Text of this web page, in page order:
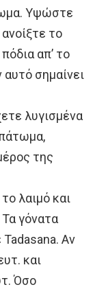
Υψώστε
το
απ’ το
σημαίνει
λυγισμένα
της
λαιμό και
γόνατα
Tadasana. Αν
και
Όσο